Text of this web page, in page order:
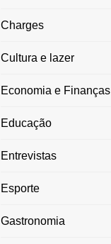
Charges
Cultura e lazer
Economia e Finanças
Educação
Entrevistas
Esporte
Gastronomia